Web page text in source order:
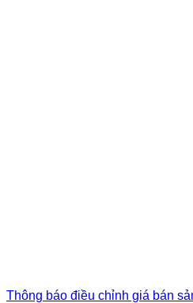
Thông báo điều chỉnh giá bán